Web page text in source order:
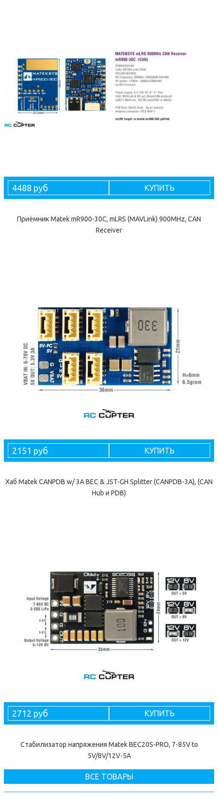
4488 руб КУПИТЬ
Приёмник Matek mR900-30C, mLRS (MAVLink) 900MHz, CAN
Receiver
2151 руб КУПИТЬ
Хаб Matek CANPDB w/ 3A BEC & JST-GH Splitter (CANPDB-3A), (CAN
Hub и PDB)
2712 руб КУПИТЬ
Стабилизатор напряжения Matek BEC20S-PRO, 7-85V to
5V/8V/12V-5A
ВСЕ ТОВАРЫ